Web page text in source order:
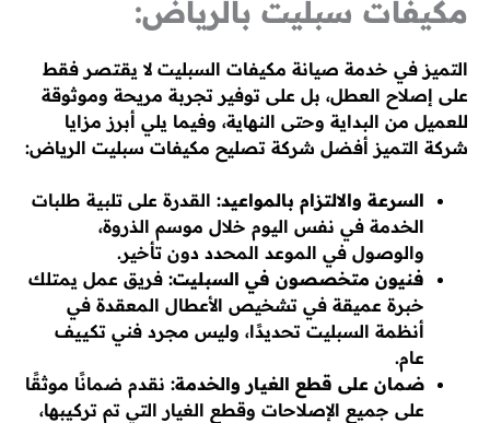
مكيفات سبليت بالرياض:
التميز في خدمة صيانة مكيفات السبليت لا يقتصر فقط
على إصلاح العطل، بل على توفير تجربة مريحة وموثوقة
للعميل من البداية وحتى النهاية، وفيما يلي أبرز مزايا
شركة التميز أفضل شركة تصليح مكيفات سبليت الرياض:
السرعة والالتزام بالمواعيد: القدرة على تلبية طلبات
الخدمة في نفس اليوم خلال موسم الذروة،
والوصول في الموعد المحدد دون تأخير.
فنيون متخصصون في السبليت: فريق عمل يمتلك
خبرة عميقة في تشخيص الأعطال المعقدة في
أنظمة السبليت تحديدًا، وليس مجرد فني تكييف
عام.
ضمان على قطع الغيار والخدمة: نقدم ضمانًا موثقًا
على جميع الإصلاحات وقطع الغيار التي تم تركيبها،